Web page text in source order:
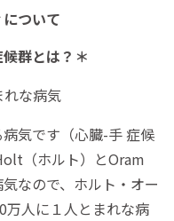
ついて
群とは？＊
な病気
気です（心臓-手 症候
（ホルト）とOram
なので、ホルト・オー
万人に１人とまれな病